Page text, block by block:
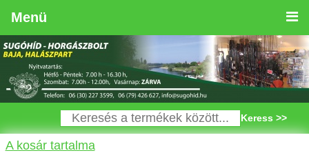
Menü
Keress >>
A kosár tartalma